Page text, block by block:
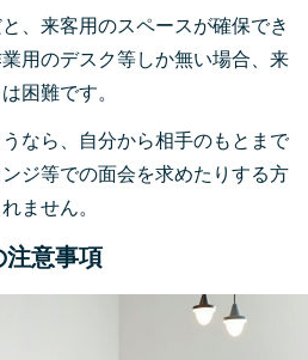
、来客用のスペースが確保でき
用のデスク等しか無い場合、来
困難です。
なら、自分から相手のもとまで
ジ等での面会を求めたりする方
ません。
注意事項